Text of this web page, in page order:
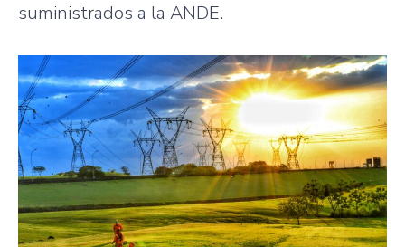
suministrados a la ANDE.